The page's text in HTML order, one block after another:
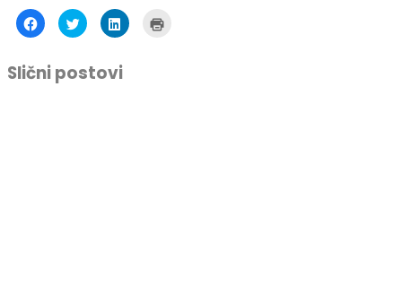
Click
to
share
Facebook
(Opens
Click
to
share
Twitter
(Opens
Click
to
Slični postovi